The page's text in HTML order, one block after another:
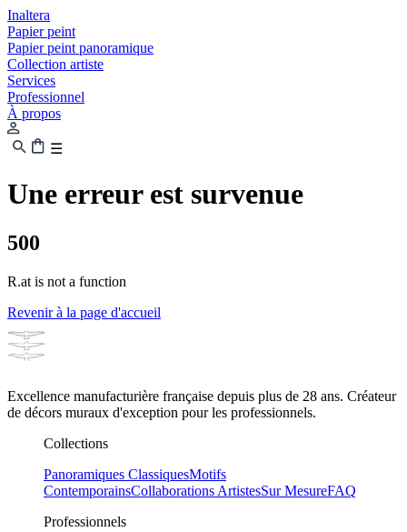
Inaltera
Papier peint
Papier peint panoramique
Collection artiste
Services
Professionnel
À propos
☰
Une erreur est survenue
500
R.at is not a function
Revenir à la page d'accueil
Excellence manufacturière française depuis plus de 28 ans. Créateur
de décors muraux d'exception pour les professionnels.
Collections
Panoramiques ClassiquesMotifs
ContemporainsCollaborations ArtistesSur MesureFAQ
Professionnels